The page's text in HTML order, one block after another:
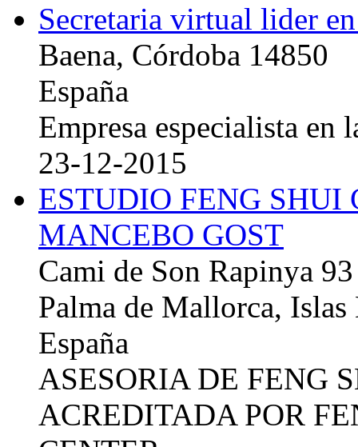
Secretaria virtual lider
Baena, Córdoba 14850
España
Empresa especialista en
23-12-2015
ESTUDIO FENG
MANCEBO GOST
Cami de Son Rapinya 93
Palma de Mallorca, Islas
España
ASESORIA DE FENG
ACREDITADA POR